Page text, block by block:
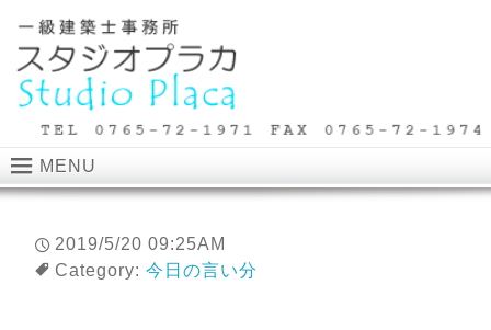
MENU
2019/5/20 09:25AM
Category: 今日の言い分